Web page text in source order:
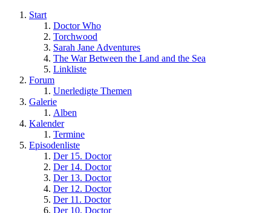
Start
Doctor Who
Torchwood
Sarah Jane Adventures
The War Between the Land and the Sea
Linkliste
Forum
Unerledigte Themen
Galerie
Alben
Kalender
Termine
Episodenliste
Der 15. Doctor
Der 14. Doctor
Der 13. Doctor
Der 12. Doctor
Der 11. Doctor
Der 10. Doctor